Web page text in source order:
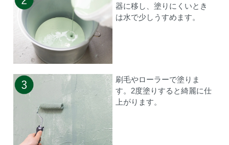
器に移し、塗りにくいとき
は水で少しうすめます。
刷毛やローラーで塗りま
す。2度塗りすると綺麗に仕
上がります。